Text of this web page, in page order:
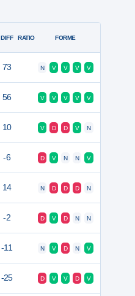
DIFF RATIO FORME
73 N V V V V
56 V V V V V
10 V D D V N
-6 D V N N V
14 N D D D N
-2 D V D N N
-11 N V D N V
-25 D V V D V